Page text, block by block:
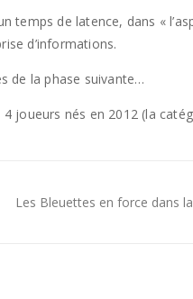
temps de latence, dans «
d’informations.
de la phase suivante…
joueurs nés en 2012 (la
Les Bleuettes en force dans